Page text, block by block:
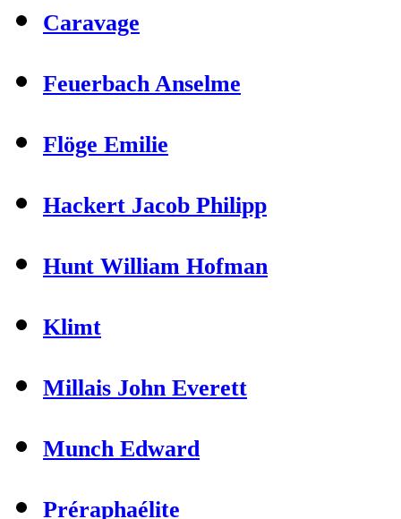
Caravage
Feuerbach Anselme
Flöge Emilie
Hackert Jacob Philipp
Hunt William Hofman
Klimt
Millais John Everett
Munch Edward
Préraphaélite